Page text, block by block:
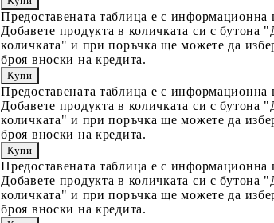
Предоставената таблица е с информационна
Добавете продукта в количката си с бутона
количката" и при поръчка ще можете да
броя вноски на кредита.
Предоставената таблица е с информационна
Добавете продукта в количката си с бутона
количката" и при поръчка ще можете да
броя вноски на кредита.
Предоставената таблица е с информационна
Добавете продукта в количката си с бутона
количката" и при поръчка ще можете да
броя вноски на кредита.